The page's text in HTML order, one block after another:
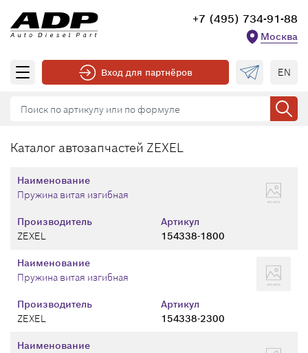
+7 (495) 734-91-88
Москва
Вход для партнёров EN
Каталог автозапчастей ZEXEL
Производитель
ZEXEL
Артикул
154338-1800
Наименование
Пружина витая изгибная
Производитель
ZEXEL
Артикул
154338-2300
Наименование
Пружина витая изгибная
Наименование